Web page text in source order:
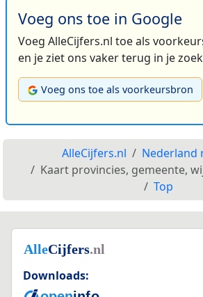
Voeg ons toe in Google
Voeg AlleCijfers.nl toe als
en je ziet ons vaker terug in je
Voeg ons toe als voorkeursbron
AlleCijfers.nl
Nederland
Kaart provincies, gemeente,
Top
Downloads: